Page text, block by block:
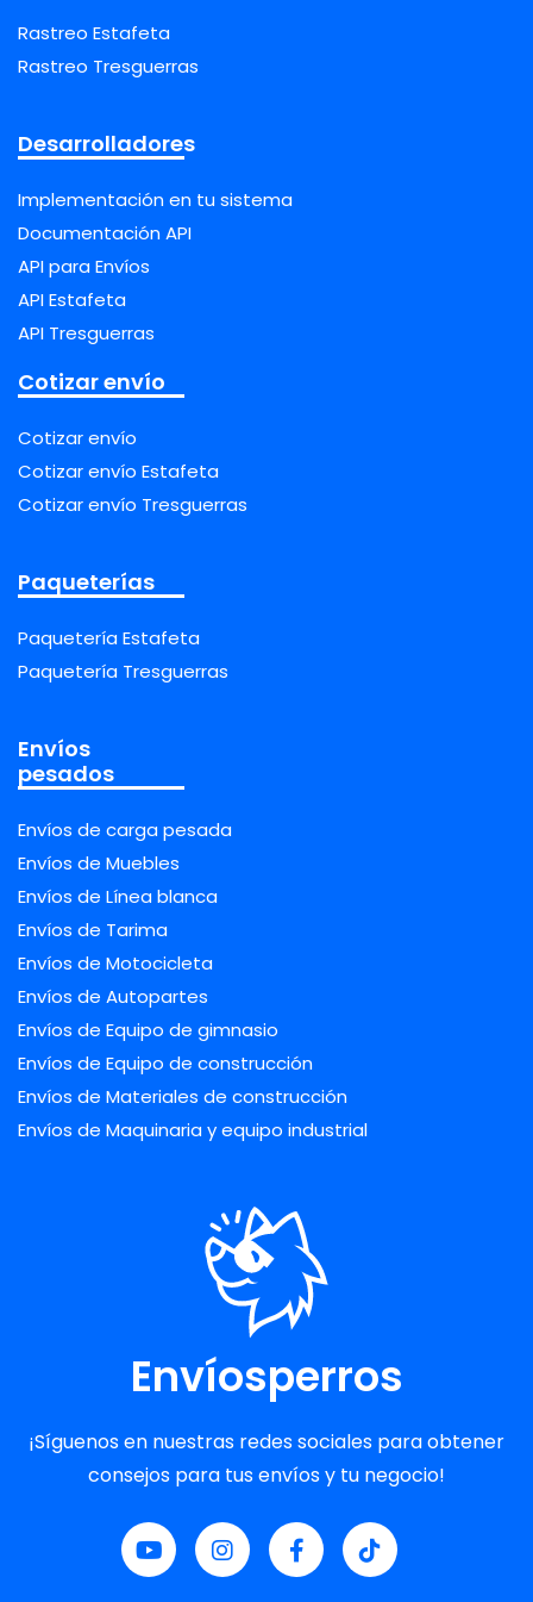
Rastreo Estafeta
Rastreo Tresguerras
Desarrolladores
Implementación en tu sistema
Documentación API
API para Envíos
API Estafeta
API Tresguerras
Cotizar envío
Cotizar envío
Cotizar envío Estafeta
Cotizar envío Tresguerras
Paqueterías
Paquetería Estafeta
Paquetería Tresguerras
Envíos
pesados
Envíos de carga pesada
Envíos de Muebles
Envíos de Línea blanca
Envíos de Tarima
Envíos de Motocicleta
Envíos de Autopartes
Envíos de Equipo de gimnasio
Envíos de Equipo de construcción
Envíos de Materiales de construcción
Envíos de Maquinaria y equipo industrial
Envíosperros
¡Síguenos en nuestras redes sociales para obtener
consejos para tus envíos y tu negocio!